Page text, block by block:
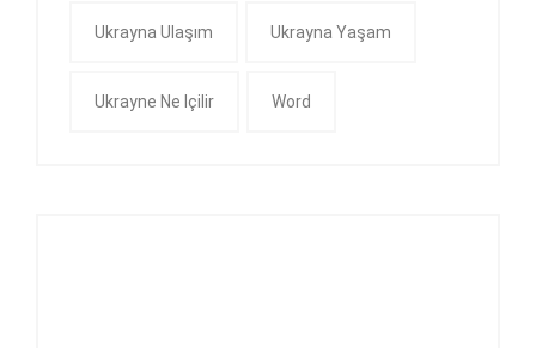
Ukrayna Ulaşım Ukrayna Yaşam
Ukrayne Ne Içilir Word